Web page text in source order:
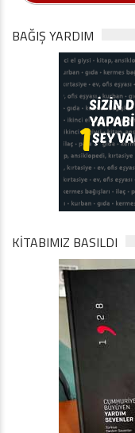
BAĞIŞ YARDIM
KİTABIMIZ BASILDI